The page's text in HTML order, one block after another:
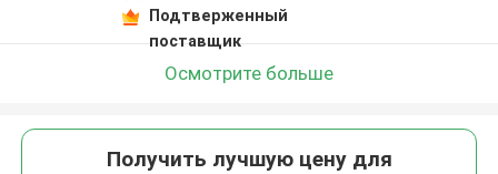
Подтверженный
поставщик
Осмотрите больше
Получить лучшую цену для